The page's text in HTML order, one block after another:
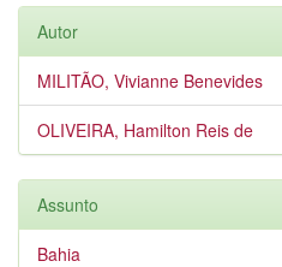
Autor
MILITÃO, Vivianne Benevides
OLIVEIRA, Hamilton Reis de
Assunto
Bahia